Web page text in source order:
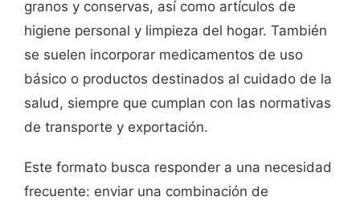
granos y conservas, así como artículos de
higiene personal y limpieza del hogar. También
se suelen incorporar medicamentos de uso
básico o productos destinados al cuidado de la
salud, siempre que cumplan con las normativas
de transporte y exportación.
Este formato busca responder a una necesidad
frecuente: enviar una combinación de